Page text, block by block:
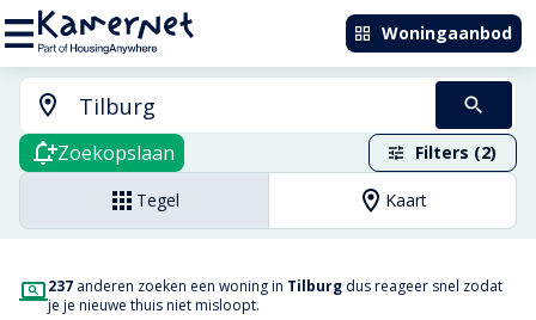
Woningaanbod
Zoekopslaan Filters (2)
Tegel Kaart
237 anderen zoeken een woning in Tilburg dus reageer snel zodat
je je nieuwe thuis niet misloopt.